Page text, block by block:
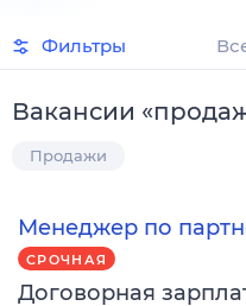
Фильтры
Вакансии «
Продажи
Менеджер по
СРОЧНАЯ
Договорная